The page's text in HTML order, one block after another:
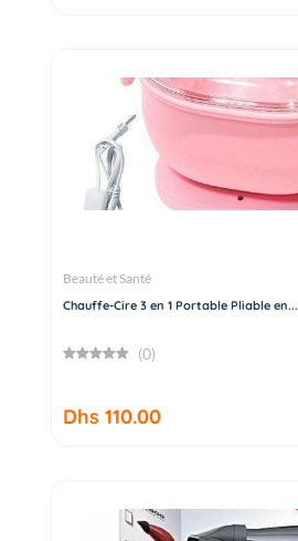
Beauté et Santé
Chauffe-Cire 3 en 1 Portable Pliable en...
(0)
Dhs 110.00